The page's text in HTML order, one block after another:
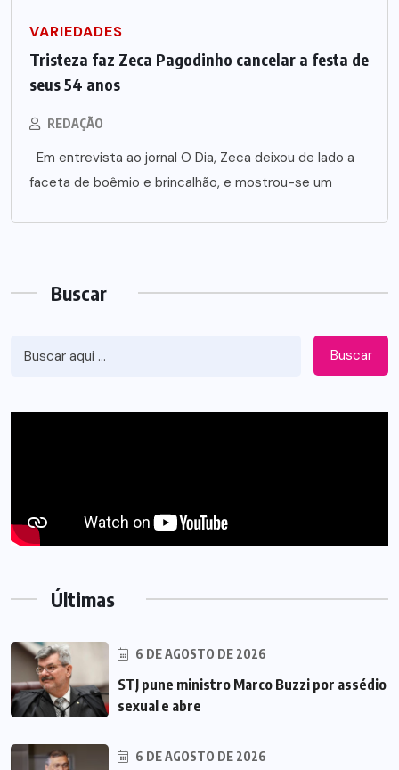
VARIEDADES
Tristeza faz Zeca Pagodinho cancelar a festa de
seus 54 anos
REDAÇÃO
Em entrevista ao jornal O Dia, Zeca deixou de lado a
faceta de boêmio e brincalhão, e mostrou-se um
Buscar
Buscar
Últimas
6 DE AGOSTO DE 2026
STJ pune ministro Marco Buzzi por assédio
sexual e abre
6 DE AGOSTO DE 2026